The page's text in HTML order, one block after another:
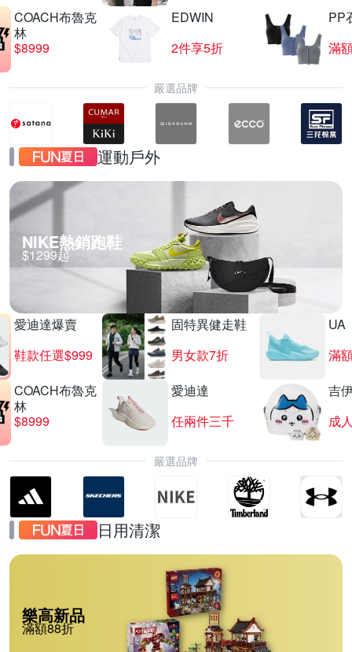
COACH布魯克
林
$8999
EDWIN
2件享5折
PP
滿
嚴選品牌
運動戶外
NIKE熱銷跑鞋
$1299起
愛迪達爆賣
鞋款任選$999
固特異健走鞋
男女款7折
UA
滿
COACH布魯克
林
$8999
愛迪達
任兩件三千
吉
嚴選品牌
日用清潔
樂高新品
滿額88折